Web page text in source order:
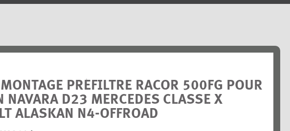
PRÉFILTRE RACOR 500FG POUR
NAVARA D23 MERCEDES CLASSE X
ALASKAN N4-OFFROAD